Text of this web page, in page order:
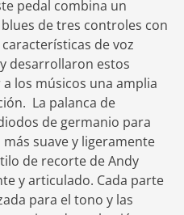
pedal combina un
de tres controles con
de voz
desarrollaron estos
los músicos una amplia
La palanca de
de germanio para
suave y ligeramente
de recorte de Andy
y articulado. Cada parte
para el tono y las